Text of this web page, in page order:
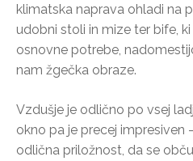
klimatska naprava ohladi na
udobni stoli in mize ter bife,
osnovne potrebe,
nam žgečka obraze.
Vzdušje je odlično po vsej
okno pa je precej impresiven
odlična priložnost, da se